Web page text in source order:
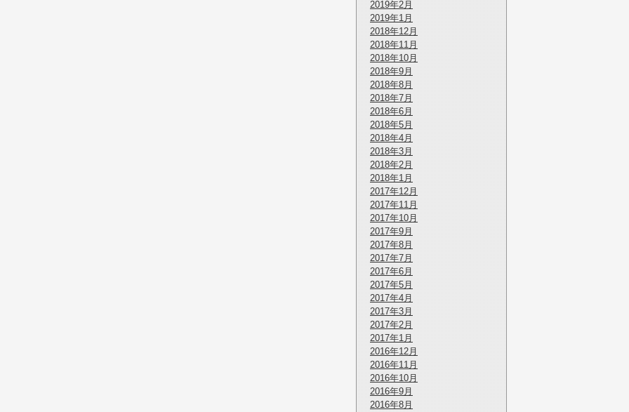
2019年2月
2019年1月
2018年12月
2018年11月
2018年10月
2018年9月
2018年8月
2018年7月
2018年6月
2018年5月
2018年4月
2018年3月
2018年2月
2018年1月
2017年12月
2017年11月
2017年10月
2017年9月
2017年8月
2017年7月
2017年6月
2017年5月
2017年4月
2017年3月
2017年2月
2017年1月
2016年12月
2016年11月
2016年10月
2016年9月
2016年8月